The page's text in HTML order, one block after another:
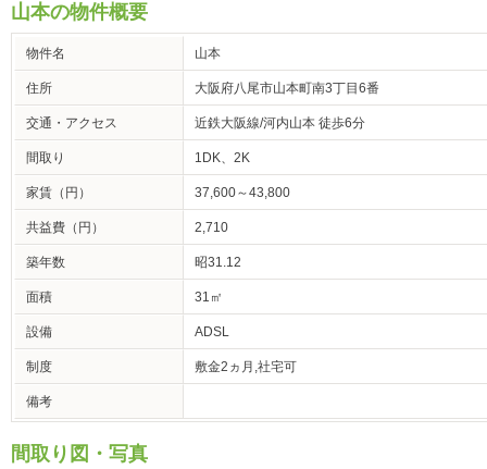
山本の物件概要
物件名 山本
住所 大阪府八尾市山本町南3丁目6番
交通・アクセス 近鉄大阪線/河内山本 徒歩6分
間取り 1DK、2K
家賃（円） 37,600～43,800
共益費（円） 2,710
築年数 昭31.12
面積 31㎡
設備 ADSL
制度 敷金2ヵ月,社宅可
備考
間取り図・写真